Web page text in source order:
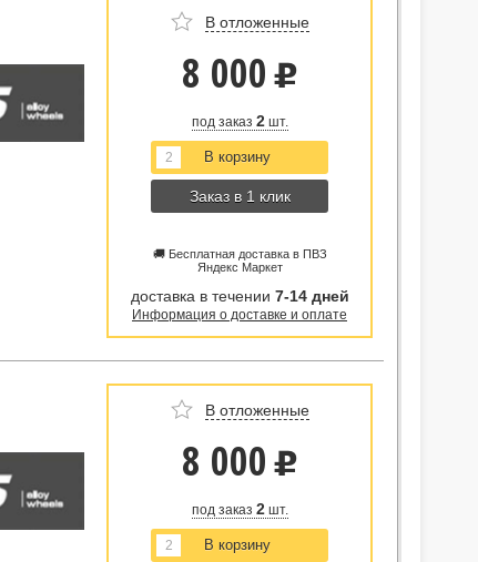
В отложенные
8 000 u
под заказ 2шт.
Заказ в 1 клик
🚚 Бесплатная доставка в ПВЗ
Яндекс Маркет
доставка в течении 7-14 дней
Информация о доставке и оплате
В отложенные
8 000 u
под заказ 2шт.